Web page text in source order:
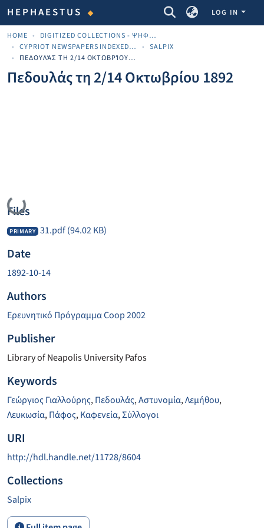
HEPHAESTUS COMMUNITIES & COLLECTIONS
LOG IN
HOME
DIGITIZED COLLECTIONS - ΨΗΦΙΟΠΟΙΗΜΈΝΕΣ ΣΥΛΛΟΓΈΣ
CYPRIOT NEWSPAPERS INDEXED MATERIAL
SALPIX
ΠΕΔΟΥΛΆΣ ΤΗ 2/14 ΟΚΤΩΒΡΊΟΥ 1892
Πεδουλάς τη 2/14 Οκτωβρίου 1892
Loading...
Files
PRIMARY 31.pdf(94.02 KB)
Date
1892-10-14
Authors
Ερευνητικό Πρόγραμμα Coop 2002
Publisher
Library of Neapolis University Pafos
Keywords
Γεώργιος Γιαλλούρης,Πεδουλάς,Αστυνομία,Λεμήθου,
Λευκωσία,Πάφος,Καφενεία,Σύλλογοι
URI
http://hdl.handle.net/11728/8604
Collections
Salpix